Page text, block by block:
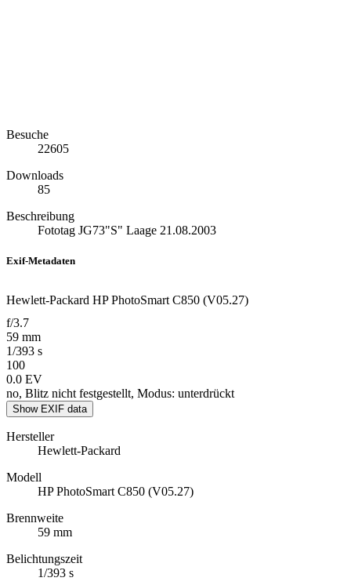
Besuche
22605
Downloads
85
Beschreibung
Fototag JG73"S" Laage 21.08.2003
Exif-Metadaten
Hewlett-Packard HP PhotoSmart C850 (V05.27)
f/3.7
59 mm
1/393 s
100
0.0 EV
no, Blitz nicht festgestellt, Modus: unterdrückt
Show EXIF data
Hersteller
Hewlett-Packard
Modell
HP PhotoSmart C850 (V05.27)
Brennweite
59 mm
Belichtungszeit
1/393 s